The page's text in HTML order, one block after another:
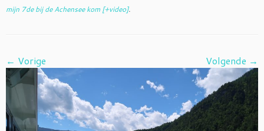
mijn 7de bij de Achensee kom [+video].
← Vorige Volgende →